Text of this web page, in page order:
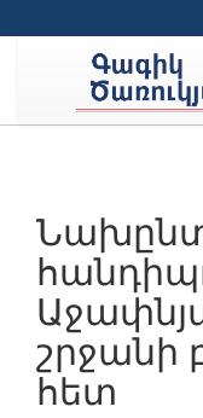
շրջանի
հետ